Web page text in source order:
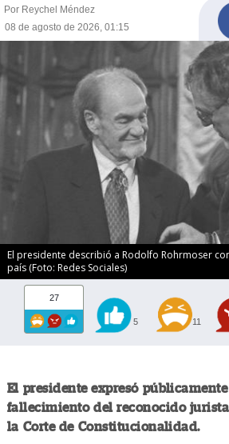
Por Reychel Méndez
08 de agosto de 2026, 01:15
El presidente describió a Rodolfo Rohrmoser
país (Foto: Redes Sociales)
27
5 11
El presidente expresó
fallecimiento del reconocido
la Corte de Constitucionalidad.